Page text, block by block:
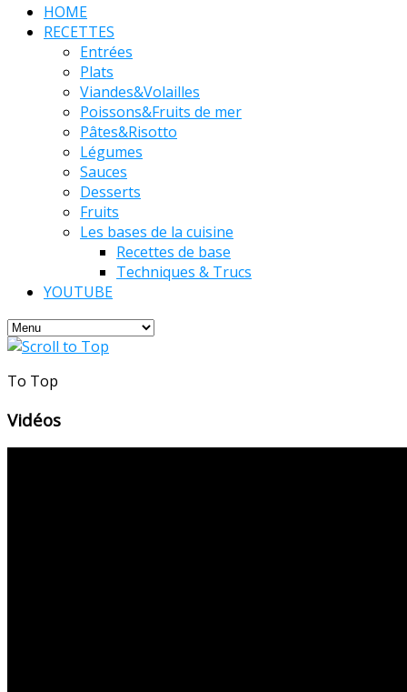
HOME
RECETTES
Entrées
Plats
Viandes&Volailles
Poissons&Fruits de mer
Pâtes&Risotto
Légumes
Sauces
Desserts
Fruits
Les bases de la cuisine
Recettes de base
Techniques & Trucs
YOUTUBE
To Top
Vidéos